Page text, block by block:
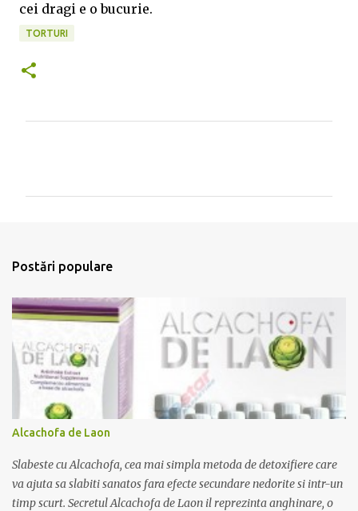
cei dragi e o bucurie.
TORTURI
r
i
i
Postări populare
Alcachofa de Laon
Slabeste cu Alcachofa, cea mai simpla metoda de detoxifiere care
va ajuta sa slabiti sanatos fara efecte secundare nedorite si intr-un
timp scurt. Secretul Alcachofa de Laon il reprezinta anghinare, o